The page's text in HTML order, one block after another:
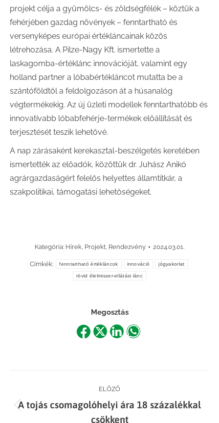
projekt célja a gyümölcs- és zöldségfélék – köztük a
fehérjében gazdag növények – fenntartható és
versenyképes európai értékláncainak közös
létrehozása. A Pilze-Nagy Kft. ismertette a
laskagomba-értéklánc innovációját, valamint egy
holland partner a lóbabértékláncot mutatta be a
szántóföldtől a feldolgozáson át a húsanalóg
végtermékekig. Az új üzleti modellek fenntarthatóbb és
innovatívabb lóbabfehérje-termékek előállítását és
terjesztését teszik lehetővé.
A nap zárásaként kerekasztal-beszélgetés keretében
ismertették az előadók, közöttük dr. Juhász Anikó
agrárgazdaságért felelős helyettes államtitkár, a
szakpolitikai, támogatási lehetőségeket.
Kategória: Hírek, Projekt, Rendezvény 2024.03.01.
Címkék: fenntartható értékláncok innováció jógyakorlat
rövid élelmiszer-ellátási lánc
Megosztás
ShareShareShareShare
navigation
ELŐZŐ
Previous
A tojás csomagolóhelyi ára 18 százalékkal
csökkent